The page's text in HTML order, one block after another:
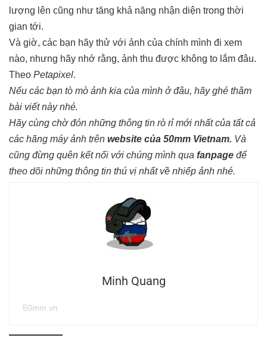
lượng lên cũng như tăng khả năng nhận diện trong thời
gian tới.
Và giờ, các bạn hãy thử với ảnh của chính mình đi xem
nào, nhưng hãy nhớ rằng, ảnh thu được không to lắm đâu.
Theo Petapixel.
Nếu các bạn tò mò ảnh kia của mình ở đâu, hãy ghé thăm
bài viếtnày nhé.
Hãy cùng chờ đón những thông tin rò rỉ mới nhất của tất cả
các hãng máy ảnh trên website của 50mm Vietnam. Và
cũng đừng quên kết nối với chúng mình qua fanpage để
theo dõi những thông tin thú vị nhất về nhiếp ảnh nhé.
Minh Quang
50mm.vn